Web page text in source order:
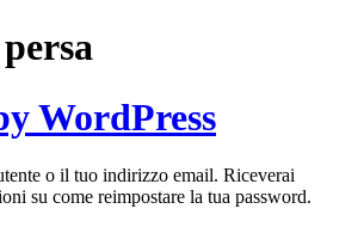
WordPress
o il tuo indirizzo email. Riceverai
su come reimpostare la tua password.